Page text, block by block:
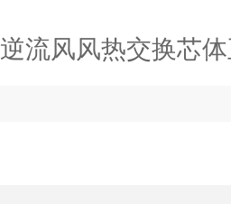
逆流风风热交换芯